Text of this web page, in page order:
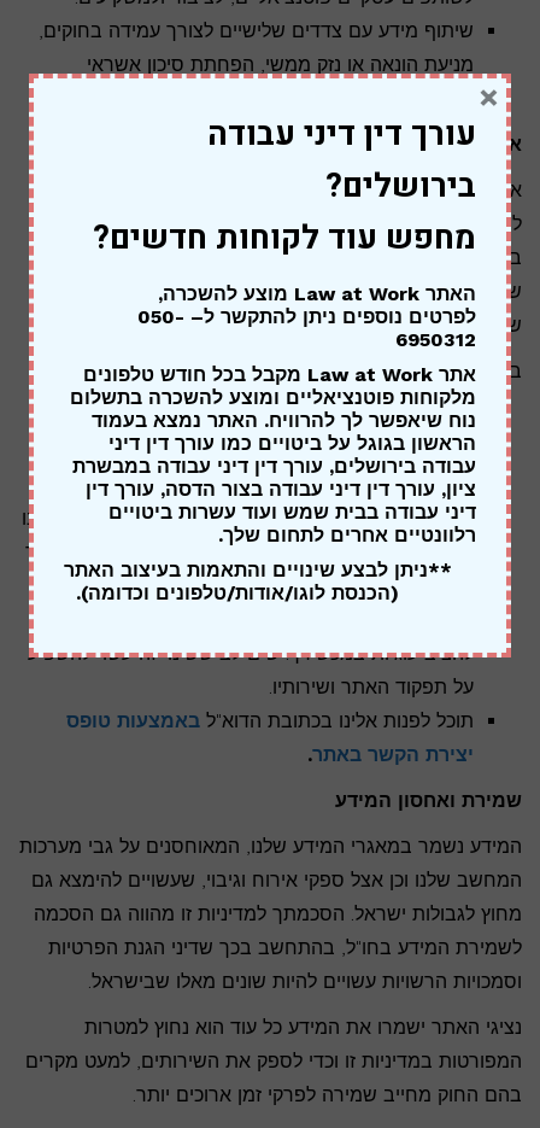
שיתוף מידע עם צדדים שלישיים לצורך עמידה בחוקים,
מניעת הונאה או נזק ממשי, הפחתת סיכון אשראי
אפשרויות הבחירה שלך
אנו מעניקים לך שליטה על השימוש במידע אודותך. תוכל
להגדיר את ההעדפות שלך בנוגע לאופן שבו נעשה שימוש
במידע אודותיך. באפשרותך לבקש להפסיק לקבל הודעות
שיווקיות, לבטל איסוף מידע באמצעות עוגיות, לעיין במידע
שנאסף אודותיך ולבקש לתקן אותו בהתאם לדין ולמדיניות זו.
בחירותיך כוללות:
עיון במידע האישי השמור במאגרינו ובקשה לתקן או
למחוק פרטים שאינם נכונים, שלמים, ברורים או
מעודכנים, בכפוף להוראות הדין.
הפסקת קבלת הודעות שיווקיות על ידי הודעה לחברה. אנו
נפסיק את שליחת ההודעות בהתאם להוראות הדין ובתוך
פרק זמן סביר.
להציב עוגיות במכשירך. שים לב ששינוי זה עשוי להשפיע
על תפקוד האתר ושירותיו.
תוכל לפנות אלינו בכתובת הדוא"ל באמצעות טופס
יצירת הקשר באתר.
שמירת ואחסון המידע
המידע נשמר במאגרי המידע שלנו, המאוחסנים על גבי מערכות
המחשב שלנו וכן אצל ספקי אירוח וגיבוי, שעשויים להימצא גם
מחוץ לגבולות ישראל. הסכמתך למדיניות זו מהווה גם הסכמה
לשמירת המידע בחו"ל, בהתחשב בכך שדיני הגנת הפרטיות
וסמכויות הרשויות עשויים להיות שונים מאלו שבישראל.
נציגי האתר ישמרו את המידע כל עוד הוא נחוץ למטרות
המפורטות במדיניות זו וכדי לספק את השירותים, למעט מקרים
בהם החוק מחייב שמירה לפרקי זמן ארוכים יותר.
עורך דין דיני עבודה
בירושלים?
מחפש עוד לקוחות חדשים?
האתר Law at Work מוצע להשכרה,
לפרטים נוספים ניתן להתקשר ל
– 050-
6950312
אתר Law at Work מקבל בכל חודש טלפונים
מלקוחות פוטנציאליים ומוצע להשכרה בתשלום
נוח שיאפשר לך להרוויח. האתר נמצא בעמוד
הראשון בגוגל על ביטויים כמו עורך דין דיני
עבודה בירושלים, עורך דין דיני עבודה במבשרת
ציון, עורך דין דיני עבודה בצור הדסה, עורך דין
דיני עבודה בבית שמש ועוד עשרות ביטויים
רלוונטיים אחרים לתחום שלך.
**ניתן לבצע שינויים והתאמות בעיצוב האתר
(הכנסת לוגו/אודות/טלפונים וכדומה).
×